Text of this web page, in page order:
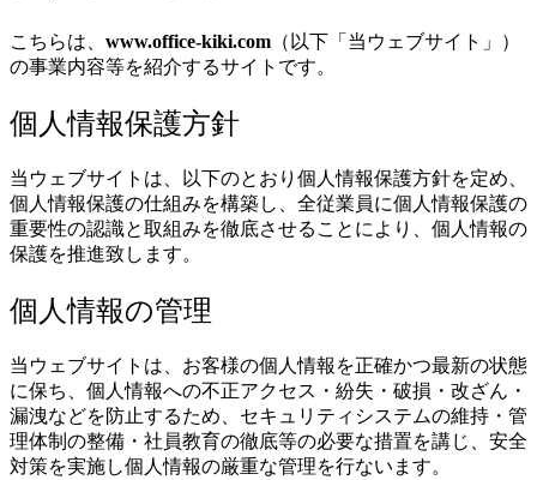
こちらは、 www.office-kiki.com （以下「当ウェブサイト」）
の事業内容等を紹介するサイトです。
個人情報保護方針
当ウェブサイトは、以下のとおり個人情報保護方針を定め、
個人情報保護の仕組みを構築し、全従業員に個人情報保護の
重要性の認識と取組みを徹底させることにより、個人情報の
保護を推進致します。
個人情報の管理
当ウェブサイトは、お客様の個人情報を正確かつ最新の状態
に保ち、個人情報への不正アクセス・紛失・破損・改ざん・
漏洩などを防止するため、セキュリティシステムの維持・管
理体制の整備・社員教育の徹底等の必要な措置を講じ、安全
対策を実施し個人情報の厳重な管理を行ないます。